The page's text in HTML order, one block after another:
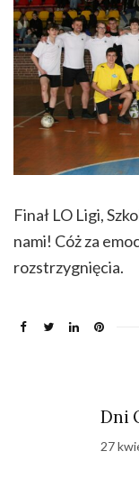
Finał LO Ligi,
nami! Cóż za
rozstrzygnięcia.
Dni
27